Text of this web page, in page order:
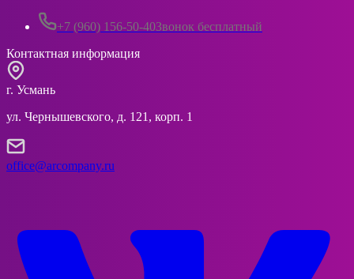
+7 (960) 156-50-40Звонок бесплатный
Контактная информация
г. Усмань
ул. Чернышевского, д. 121, корп. 1
office@arcompany.ru